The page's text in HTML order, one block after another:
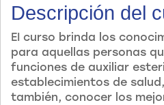
Descripción del
EI curso brinda los
para aquellas personas
funciones de auxiliar
establecimientos de
también, conocer los